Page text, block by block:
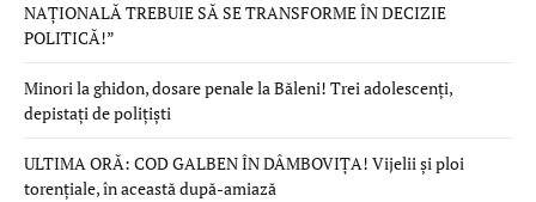
NAȚIONALĂ TREBUIE SĂ SE TRANSFORME ÎN DECIZIE
POLITICĂ!”
Minori la ghidon, dosare penale la Băleni! Trei adolescenți,
depistați de polițiști
ULTIMA ORĂ: COD GALBEN ÎN DÂMBOVIȚA! Vijelii și ploi
torențiale, în această după-amiază